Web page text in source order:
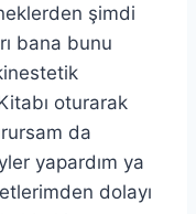
şimdi
bana bunu
oturarak
da
yapardım ya
dolayı